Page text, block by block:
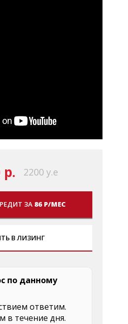
р. 2200 у.е
ЗА 86 Р/МЕС
В ЛИЗИНГ
по данному
ответим.
в течение дня.